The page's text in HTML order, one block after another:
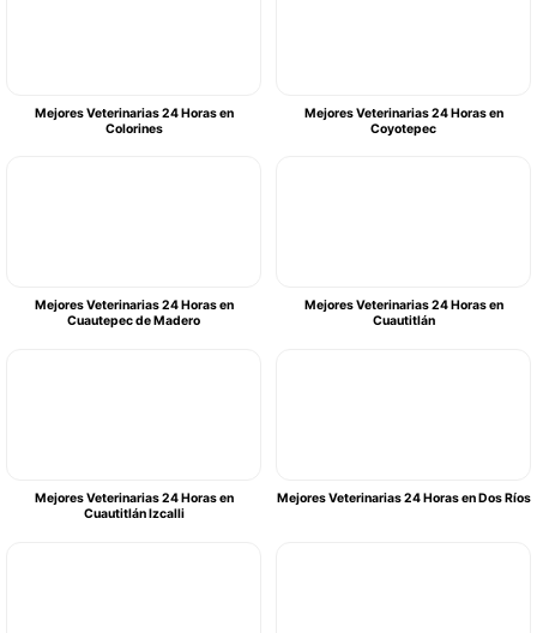
Mejores Veterinarias 24 Horas en
Colorines
Mejores Veterinarias 24 Horas en
Coyotepec
Mejores Veterinarias 24 Horas en
Cuautepec de Madero
Mejores Veterinarias 24 Horas en
Cuautitlán
Mejores Veterinarias 24 Horas en
Cuautitlán Izcalli
Mejores Veterinarias 24 Horas en Dos Ríos